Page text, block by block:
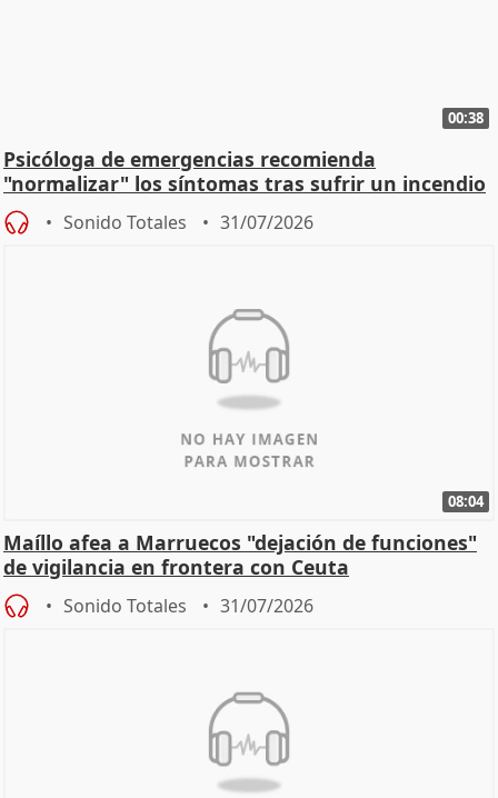
00:38
Psicóloga de emergencias recomienda
"normalizar" los síntomas tras sufrir un incendio
Sonido Totales 31/07/2026
08:04
Maíllo afea a Marruecos "dejación de funciones"
de vigilancia en frontera con Ceuta
Sonido Totales 31/07/2026